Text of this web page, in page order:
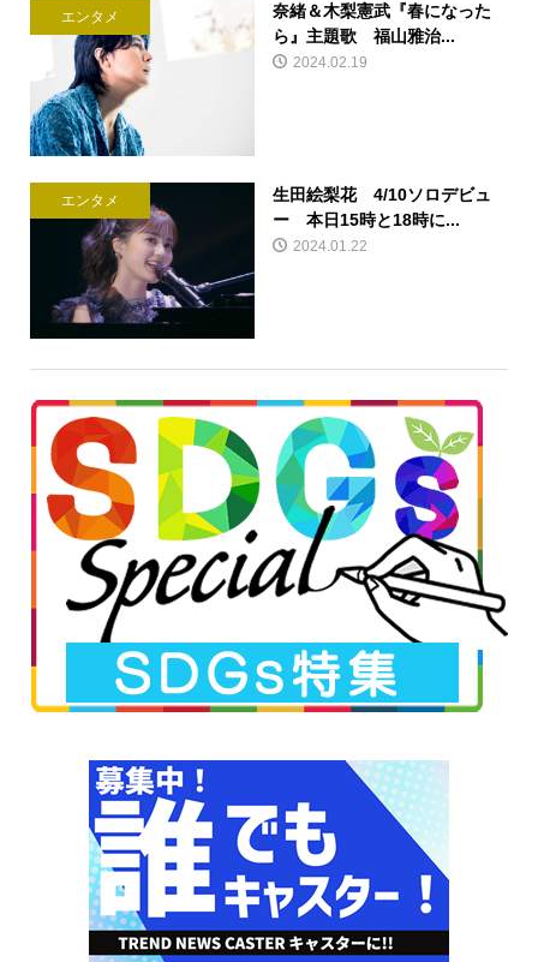
エンタメ
奈緒＆木梨憲武『春になった
ら』主題歌 福山雅治...
2024.02.19
エンタメ
生田絵梨花 4/10ソロデビュ
ー 本日15時と18時に...
2024.01.22